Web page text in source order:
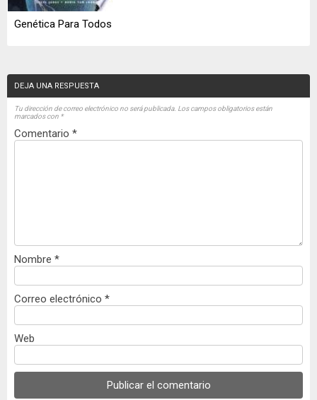
Genética Para Todos
DEJA UNA RESPUESTA
Tu dirección de correo electrónico no será publicada. Los campos obligatorios están
marcados con *
Comentario *
Nombre *
Correo electrónico *
Web